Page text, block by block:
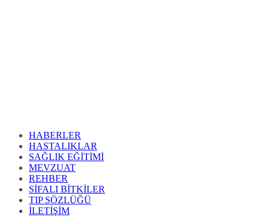
HABERLER
HASTALIKLAR
SAĞLIK EĞİTİMİ
MEVZUAT
REHBER
SİFALI BİTKİLER
TIP SÖZLÜĞÜ
İLETİŞİM